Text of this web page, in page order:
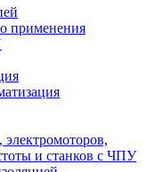
применения
электромоторов,
и станков с ЧПУ